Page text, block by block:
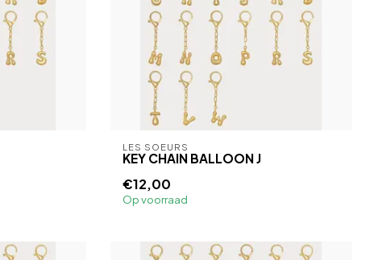
LES SOEURS
KEY CHAIN BALLOON J
€12,00
Op voorraad